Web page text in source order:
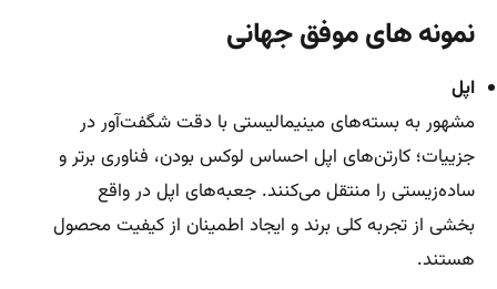
نمونه های موفق جهانی
اپل
مشهور به بسته‌های مینیمالیستی با دقت شگفت‌آور در
جزییات؛ کارتن‌های اپل احساس لوکس بودن، فناوری برتر و
ساده‌زیستی را منتقل می‌کنند. جعبه‌های اپل در واقع
بخشی از تجربه کلی برند و ایجاد اطمینان از کیفیت محصول
هستند.